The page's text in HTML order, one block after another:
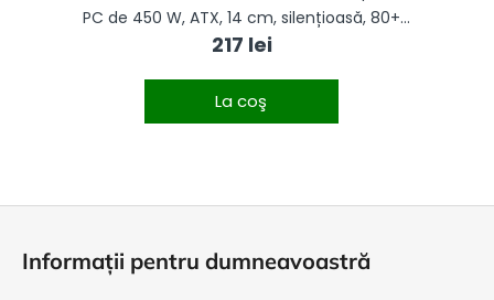
PC de 450 W, ATX, 14 cm, silențioasă, 80+
White, garanție de 3 ani, negru
217 lei
La coş
Informații pentru dumneavoastră